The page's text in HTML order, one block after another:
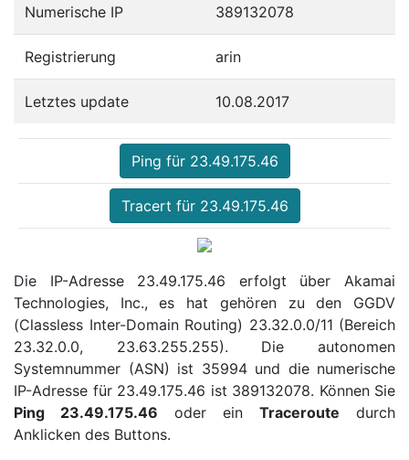
Numerische IP 389132078
Registrierung arin
Letztes update 10.08.2017
Ping für 23.49.175.46
Tracert für 23.49.175.46
Die IP-Adresse 23.49.175.46 erfolgt über Akamai
Technologies, Inc., es hat gehören zu den GGDV
(Classless Inter-Domain Routing) 23.32.0.0/11 (Bereich
23.32.0.0, 23.63.255.255). Die autonomen
Systemnummer (ASN) ist 35994 und die numerische
IP-Adresse für 23.49.175.46 ist 389132078. Können Sie
Ping 23.49.175.46 oder ein Traceroute durch
Anklicken des Buttons.